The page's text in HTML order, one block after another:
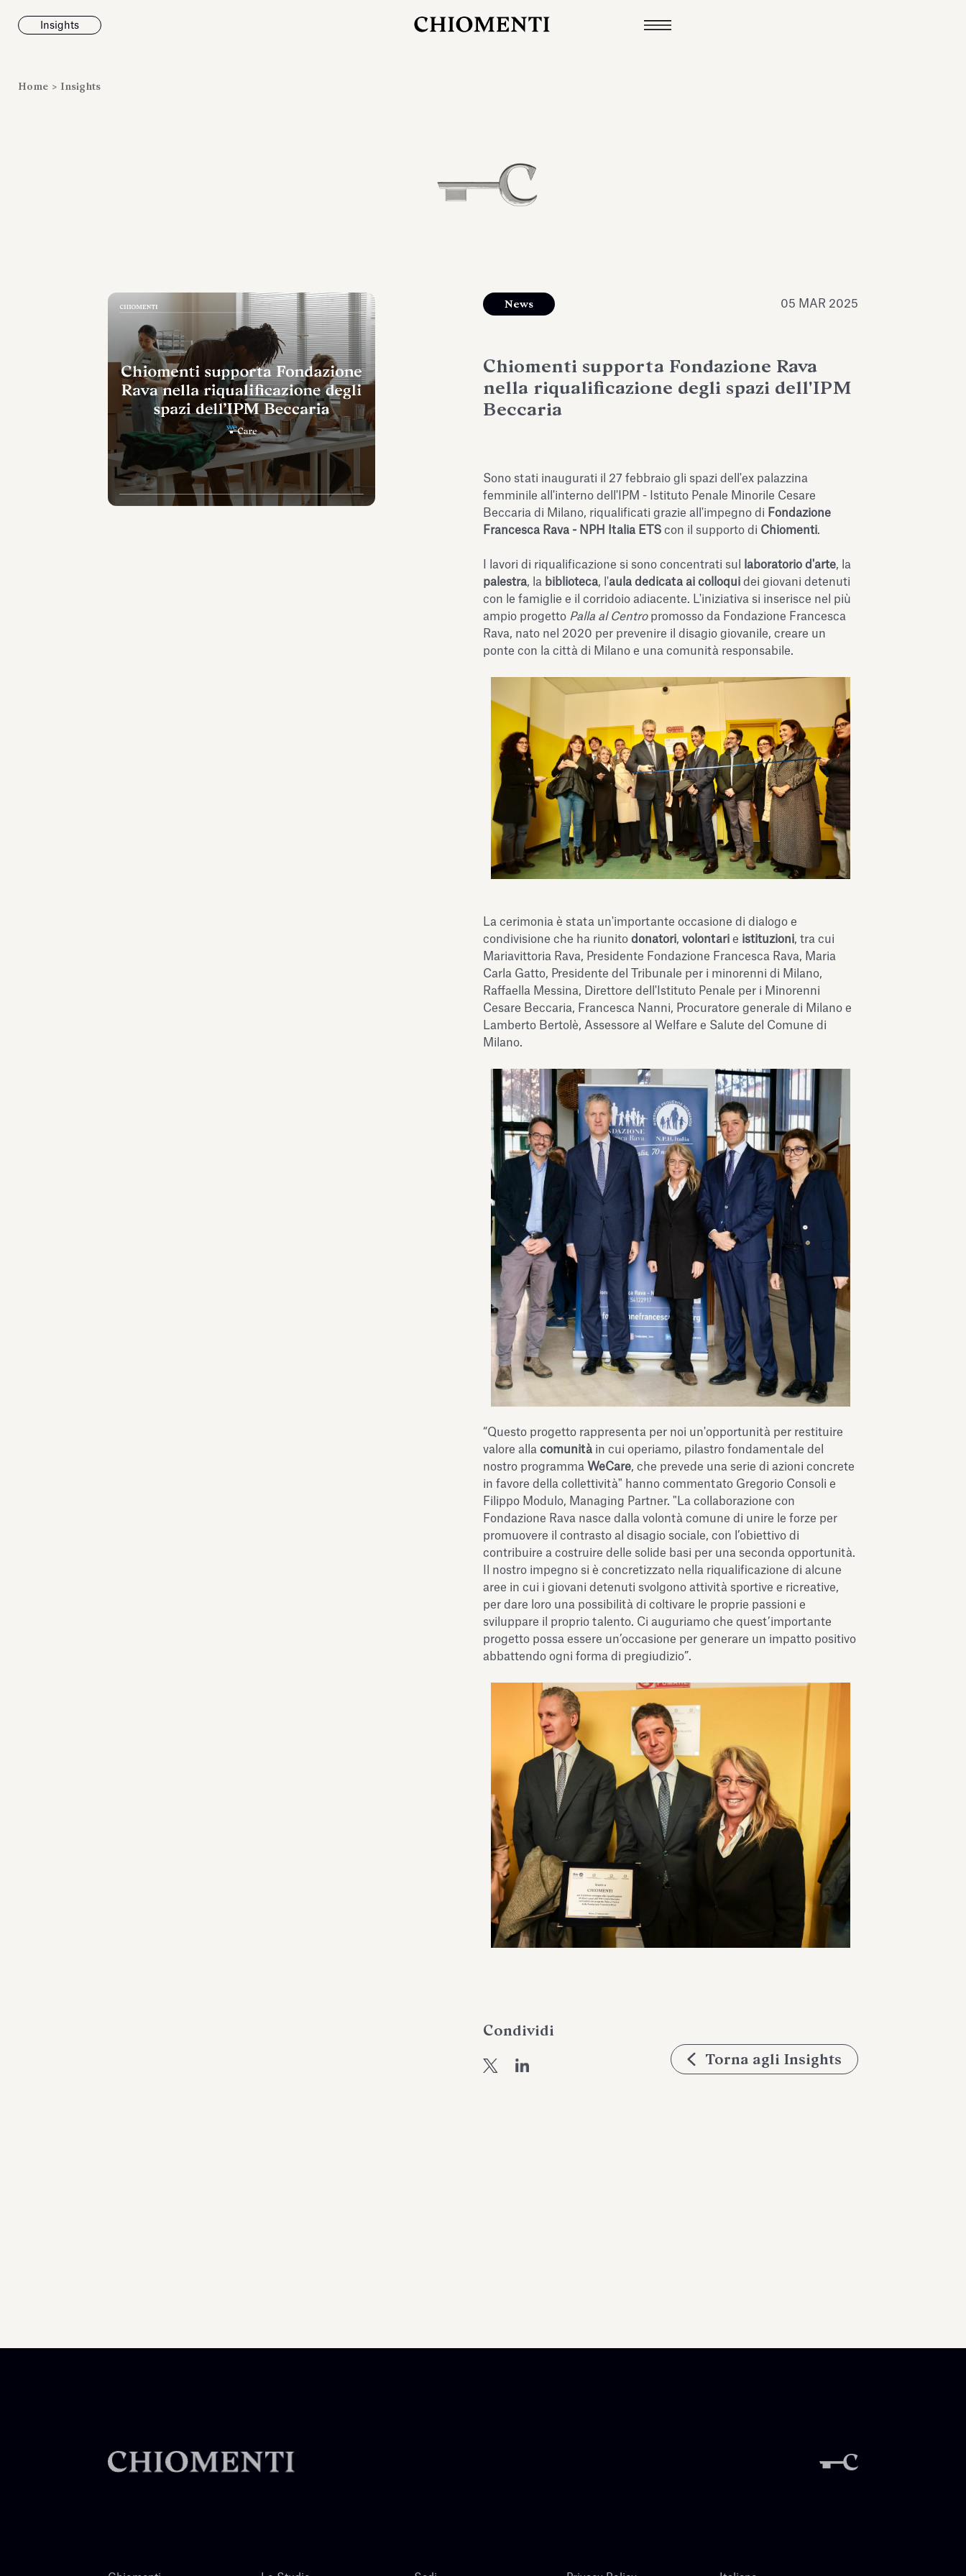
Insights
Leggi tutto
Home > Insights
News 05 MAR 2025
Chiomenti supporta Fondazione Rava
nella riqualificazione degli spazi dell'IPM
Beccaria
Sono stati inaugurati il 27 febbraio gli spazi dell'ex palazzina
femminile all'interno dell'IPM - Istituto Penale Minorile Cesare
Beccaria di Milano, riqualificati grazie all'impegno di Fondazione
Francesca Rava - NPH Italia ETS con il supporto di Chiomenti.
I lavori di riqualificazione si sono concentrati sul laboratorio d'arte, la
palestra, la biblioteca, l'aula dedicata ai colloqui dei giovani detenuti
con le famiglie e il corridoio adiacente. L'iniziativa si inserisce nel più
ampio progetto Palla al Centropromosso da Fondazione Francesca
Rava, nato nel 2020 per prevenire il disagio giovanile, creare un
ponte con la città di Milano e una comunità responsabile.
La cerimonia è stata un'importante occasione di dialogo e
condivisione che ha riunito donatori, volontari e istituzioni, tra cui
Mariavittoria Rava, Presidente Fondazione Francesca Rava, Maria
Carla Gatto, Presidente del Tribunale per i minorenni di Milano,
Raffaella Messina, Direttore dell'Istituto Penale per i Minorenni
Cesare Beccaria, Francesca Nanni, Procuratore generale di Milano e
Lamberto Bertolè, Assessore al Welfare e Salute del Comune di
Milano.
“Questo progetto rappresenta per noi un'opportunità per restituire
valore alla comunità in cui operiamo, pilastro fondamentale del
nostro programma WeCare, che prevede una serie di azioni concrete
in favore della collettività" hanno commentato Gregorio Consoli e
Filippo Modulo, Managing Partner. "La collaborazione con
Fondazione Rava nasce dalla volontà comune di unire le forze per
promuovere il contrasto al disagio sociale, con l’obiettivo di
contribuire a costruire delle solide basi per una seconda opportunità.
Il nostro impegno si è concretizzato nella riqualificazione di alcune
aree in cui i giovani detenuti svolgono attività sportive e ricreative,
per dare loro una possibilità di coltivare le proprie passioni e
sviluppare il proprio talento. Ci auguriamo che quest’importante
progetto possa essere un’occasione per generare un impatto positivo
abbattendo ogni forma di pregiudizio”.
Condividi
Torna agli Insights